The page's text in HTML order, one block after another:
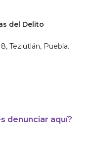
del Delito
Teziutlán, Puebla.
denunciar aquí?